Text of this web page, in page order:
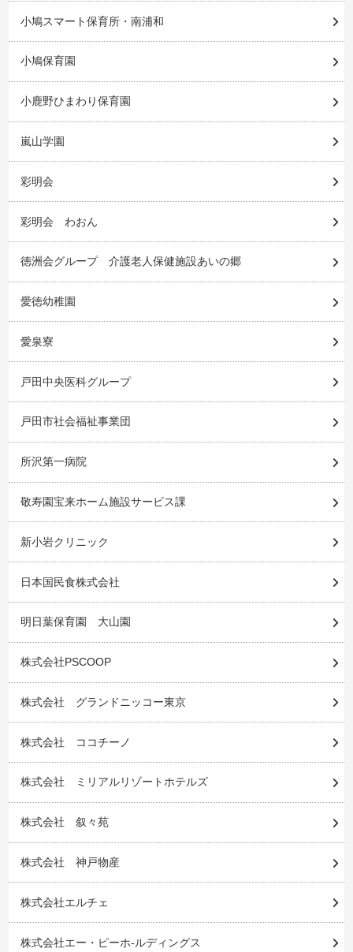
小鳩スマート保育所・南浦和
小鳩保育園
小鹿野ひまわり保育園
嵐山学園
彩明会
彩明会 わおん
徳洲会グループ 介護老人保健施設あいの郷
愛徳幼稚園
愛泉寮
戸田中央医科グループ
戸田市社会福祉事業団
所沢第一病院
敬寿園宝来ホーム施設サービス課
新小岩クリニック
日本国民食株式会社
明日葉保育園 大山園
株式会社PSCOOP
株式会社 グランドニッコー東京
株式会社 ココチーノ
株式会社 ミリアルリゾートホテルズ
株式会社 叙々苑
株式会社 神戸物産
株式会社エルチェ
株式会社エー・ピーホ-ルディングス